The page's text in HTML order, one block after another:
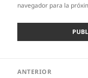
navegador para la
ANTERIOR